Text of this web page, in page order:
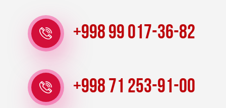
+998 99 017-36-82
+998 71 253-91-00